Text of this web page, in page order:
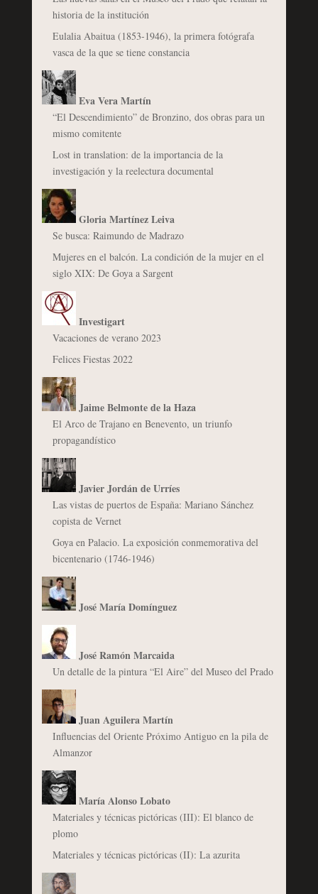
historia de la institución
Eulalia Abaitua (1853-1946), la primera fotógrafa
vasca de la que se tiene constancia
Eva Vera Martín
“El Descendimiento” de Bronzino, dos obras para un
mismo comitente
Lost in translation: de la importancia de la
investigación y la reelectura documental
Gloria Martínez Leiva
Se busca: Raimundo de Madrazo
Mujeres en el balcón. La condición de la mujer en el
siglo XIX: De Goya a Sargent
Investigart
Vacaciones de verano 2023
Felices Fiestas 2022
Jaime Belmonte de la Haza
El Arco de Trajano en Benevento, un triunfo
propagandístico
Javier Jordán de Urríes
Las vistas de puertos de España: Mariano Sánchez
copista de Vernet
Goya en Palacio. La exposición conmemorativa del
bicentenario (1746-1946)
José María Domínguez
José Ramón Marcaida
Un detalle de la pintura “El Aire” del Museo del Prado
Juan Aguilera Martín
Influencias del Oriente Próximo Antiguo en la pila de
Almanzor
María Alonso Lobato
Materiales y técnicas pictóricas (III): El blanco de
plomo
Materiales y técnicas pictóricas (II): La azurita